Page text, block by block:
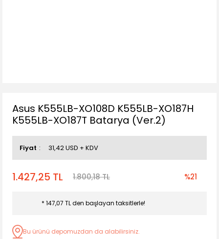
Asus K555LB-XO108D K555LB-XO187H
K555LB-XO187T Batarya (Ver.2)
Fiyat 31,42 USD + KDV
1.427,25 TL 1.800,18 TL %21
* 147,07 TL den başlayan taksitlerle!
Bu ürünü depomuzdan da alabilirsiniz.